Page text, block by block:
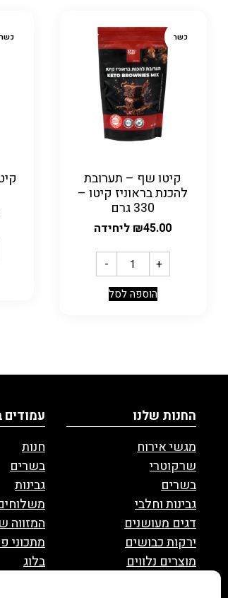
קיטו שף – תערובת
להכנת בראוניז קיטו –
330 גרם
₪45.00 ליחידה
כשר
- +
הוספה לסל
כשר
החנות שלנו
מגשי אירוח
שרקוטרי
בשרים
גבינות וחלבי
דגים מעושנים
ירקות כבושים
מוצרים נלווים
חנות
בשרים
גבינות
המזווה
מתכוני
בלוג